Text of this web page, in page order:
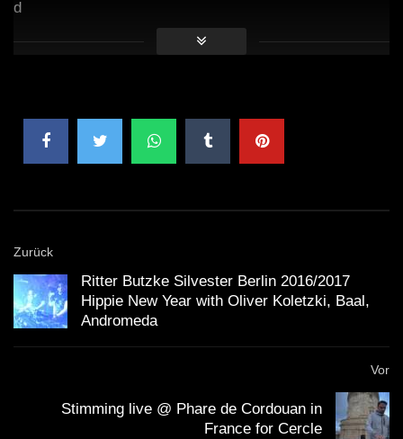
d
Zurück
Ritter Butzke Silvester Berlin 2016/2017
Hippie New Year with Oliver Koletzki, Baal,
Andromeda
Vor
Stimming live @ Phare de Cordouan in
France for Cercle